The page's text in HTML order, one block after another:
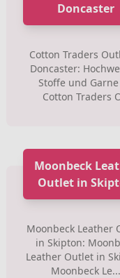
Doncaster
Cotton Traders
Doncaster:
Stoffe und
Cotton Traders
Moonbeck
Outlet in
Moonbeck Leather
in Skipton:
Leather Outlet in
Moonbeck